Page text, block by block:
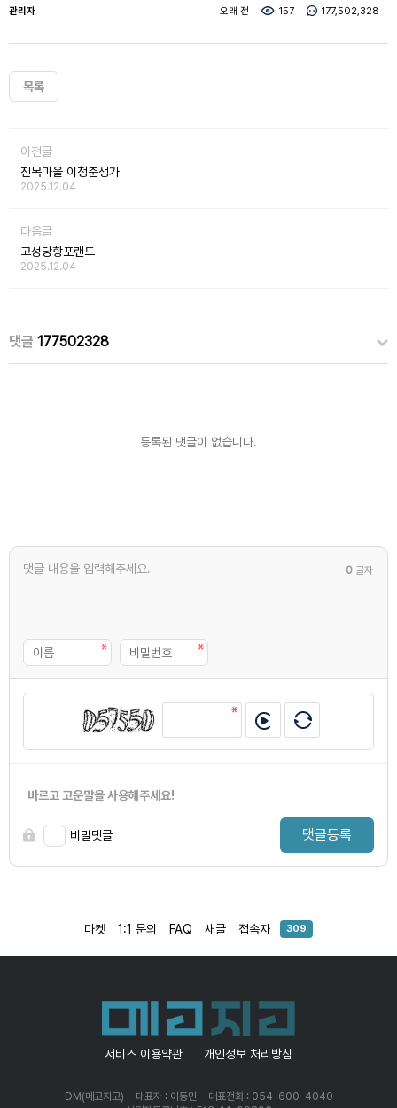
관리자 오래 전 157 177,502,328
목록
이전글
진목마을 이청준생가
2025.12.04
다음글
고성당항포랜드
2025.12.04
댓글 177502328
등록된 댓글이 없습니다.
0 글자
바르고 고운말을 사용해주세요!
비밀댓글 댓글등록
마켓 1:1 문의 FAQ 새글 접속자 309
서비스 이용약관 개인정보 처리방침
DM(메고지고) 대표자 : 이동민
대표전화 : 054-600-4040